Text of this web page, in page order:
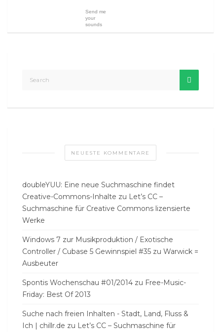
Send me
your
sounds
NEUESTE KOMMENTARE
doubleYUU: Eine neue Suchmaschine findet
Creative-Commons-Inhalte zu Let’s CC –
Suchmaschine für Creative Commons lizensierte
Werke
Windows 7 zur Musikproduktion / Exotische
Controller / Cubase 5 Gewinnspiel #35 zu Warwick =
Ausbeuter
Spontis Wochenschau #01/2014 zu Free-Music-
Friday: Best Of 2013
Suche nach freien Inhalten - Stadt, Land, Fluss &
Ich | chillr.de zu Let’s CC – Suchmaschine für